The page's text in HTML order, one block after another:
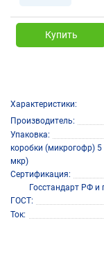
Купить
Характеристики:
Производитель
Упаковка
коробки (микрогофр) 5
мкр)
Сертификация
Госстандарт РФ и
ГОСТ
Ток